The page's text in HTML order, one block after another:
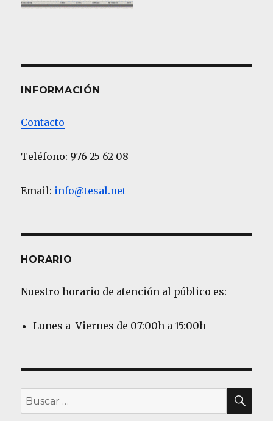
INFORMACIÓN
Contacto
Teléfono: 976 25 62 08
Email: info@tesal.net
HORARIO
Nuestro horario de atención al público es:
Lunes a Viernes de 07:00h a 15:00h
Buscar
por: